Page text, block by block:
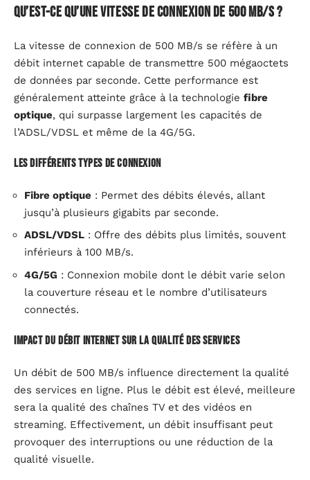
Qu’est-ce qu’une vitesse de connexion de 500 MB/s ?
La vitesse de connexion de 500 MB/s se réfère à un
débit internet capable de transmettre 500 mégaoctets
de données par seconde. Cette performance est
généralement atteinte grâce à la technologie fibre
optique, qui surpasse largement les capacités de
l’ADSL/VDSL et même de la 4G/5G.
Les différents types de connexion
Fibre optique : Permet des débits élevés, allant
jusqu’à plusieurs gigabits par seconde.
ADSL/VDSL : Offre des débits plus limités, souvent
inférieurs à 100 MB/s.
4G/5G : Connexion mobile dont le débit varie selon
la couverture réseau et le nombre d’utilisateurs
connectés.
Impact du débit internet sur la qualité des services
Un débit de 500 MB/s influence directement la qualité
des services en ligne. Plus le débit est élevé, meilleure
sera la qualité des chaînes TV et des vidéos en
streaming. Effectivement, un débit insuffisant peut
provoquer des interruptions ou une réduction de la
qualité visuelle.